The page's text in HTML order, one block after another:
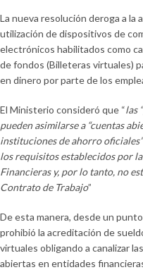
La nueva resolución deroga a la
utilización de dispositivos de
electrónicos habilitados como
de fondos (Billeteras virtuales)
en dinero por parte de los
El Ministerio consideró que “las
pueden asimilarse a “cuentas
instituciones de ahorro
los requisitos establecidos por
Financieras y, por lo tanto, no
Contrato de Trabajo”
De esta manera, desde un
prohibió la acreditación de
virtuales obligando a canalizar
abiertas en entidades